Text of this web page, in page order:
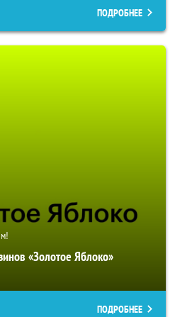
ПОДРОБНЕЕ
«Золотое Яблоко»
ПОДРОБНЕЕ